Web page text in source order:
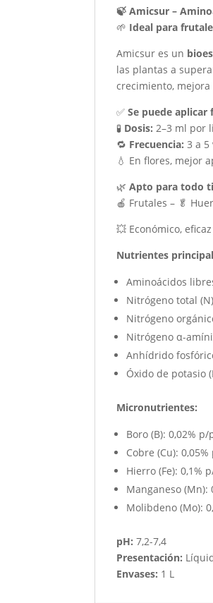
🍃 Amicsur –
🌱 Ideal para
Amicsur es un
las plantas a
crecimiento,
✅Se puede aplicar
🧪 Dosis: 2–3 ml por
🔁 Frecuencia: 3 a 5
💧 En flores, mejor
🌿Apto para todo
🍎 Frutales – 🥬
💥 Económico,
Nutrientes
Aminoácidos
Nitrógeno total
Nitrógeno
Nitrógeno α-
Anhídrido
Óxido de potasio
Micronutrientes:
Boro (B): 0,02% p/
Cobre (Cu): 0,05%
Hierro (Fe): 0,1%
Manganeso (Mn):
Molibdeno (Mo):
pH: 7,2-7,4
Presentación:
Envases: 1 L